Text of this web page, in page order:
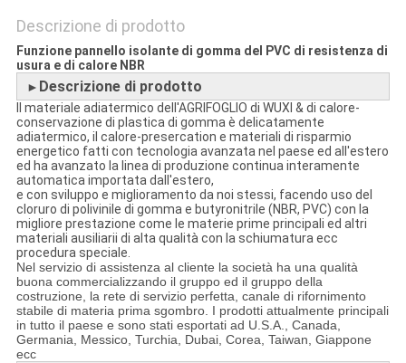
Descrizione di prodotto
Funzione pannello isolante di gomma del PVC di resistenza di
usura e di calore NBR
► Descrizione di prodotto
Il materiale adiatermico dell'AGRIFOGLIO di WUXI & di calore-
conservazione di plastica di gomma è delicatamente
adiatermico, il calore-presercation e materiali di risparmio
energetico fatti con tecnologia avanzata nel paese ed all'estero
ed ha avanzato la linea di produzione continua interamente
automatica importata dall'estero,
e con sviluppo e miglioramento da noi stessi, facendo uso del
cloruro di polivinile di gomma e butyronitrile (NBR, PVC) con la
migliore prestazione come le materie prime principali ed altri
materiali ausiliarii di alta qualità con la schiumatura ecc
procedura speciale.
Nel servizio di assistenza al cliente la società ha una qualità
buona commercializzando il gruppo ed il gruppo della
costruzione, la rete di servizio perfetta, canale di rifornimento
stabile di materia prima sgombro. I prodotti attualmente principali
in tutto il paese e sono stati esportati ad U.S.A., Canada,
Germania, Messico, Turchia, Dubai, Corea, Taiwan, Giappone
ecc